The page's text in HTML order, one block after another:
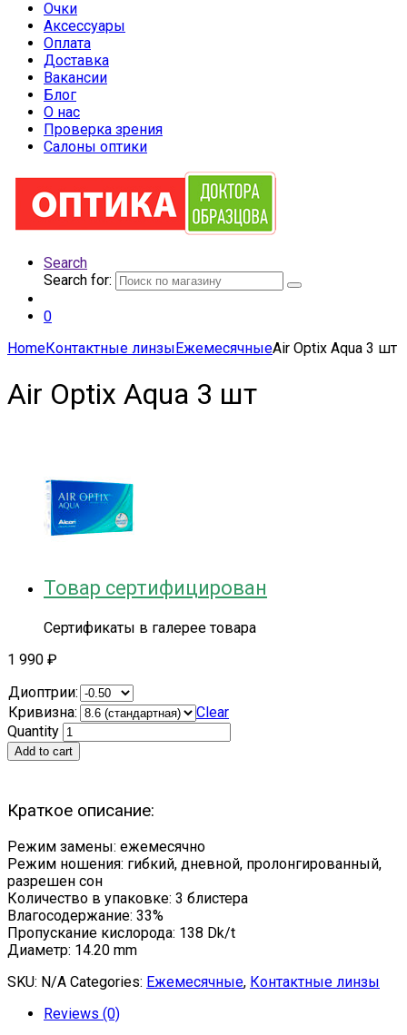
Очки
Аксессуары
Оплата
Доставка
Вакансии
Блог
О нас
Проверка зрения
Салоны оптики
Search
Search for:
0
HomeКонтактные линзы ЕжемесячныеAir Optix Aqua 3 шт
Air Optix Aqua 3 шт
Товар сертифицирован
Сертификаты в галерее товара
1 990 ₽
Диоптрии:
Кривизна:
Clear
Quantity
Add to cart
Краткое описание:
Режим замены: ежемесячно
Режим ношения: гибкий, дневной, пролонгированный,
разрешен сон
Количество в упаковке: 3 блистера
Влагосодержание: 33%
Пропускание кислорода: 138 Dk/t
Диаметр: 14.20 mm
SKU: N/A Categories: Ежемесячные, Контактные линзы
Reviews (0)